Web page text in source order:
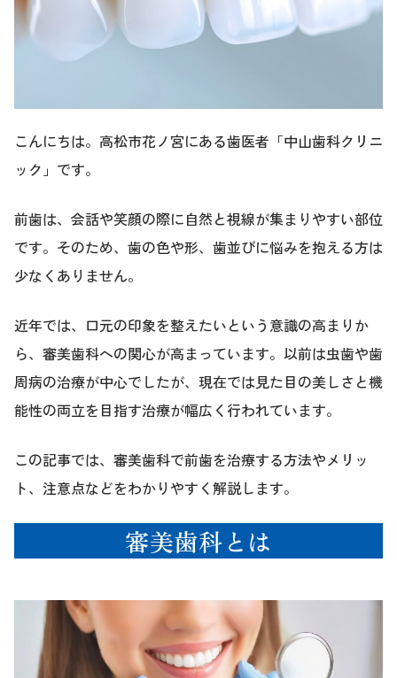
こんにちは。高松市花ノ宮にある歯医者「中山歯科クリニ
ック」です。
前歯は、会話や笑顔の際に自然と視線が集まりやすい部位
です。そのため、歯の色や形、歯並びに悩みを抱える方は
少なくありません。
近年では、口元の印象を整えたいという意識の高まりか
ら、審美歯科への関心が高まっています。以前は虫歯や歯
周病の治療が中心でしたが、現在では見た目の美しさと機
能性の両立を目指す治療が幅広く行われています。
この記事では、審美歯科で前歯を治療する方法やメリッ
ト、注意点などをわかりやすく解説します。
審美歯科とは